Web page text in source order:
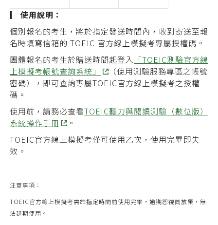
▎ 使用說明 ：
個別報名的考生，將於指定發送時間內，收到寄送至報
名時填寫信箱的 TOEIC 官方線上模擬考專屬授權碼。
團體報名的考生於贈送時間起登入 「TOEIC測驗官方線
上模擬考帳號查詢系統」
（使用測驗服務專區之帳號
密碼），即可查詢專屬TOEIC官方線上模擬考之授權
碼。
使用前，請務必查看TOEIC聽力與閱讀測驗（數位版）
系統操作手冊
。
TOEIC官方線上模擬考僅可使用乙次，使用完畢即失
效。
注意事項 ：
TOEIC官方線上模擬考需於指定時間前使用完畢，逾期恕視同放棄，無
法延期使用 。